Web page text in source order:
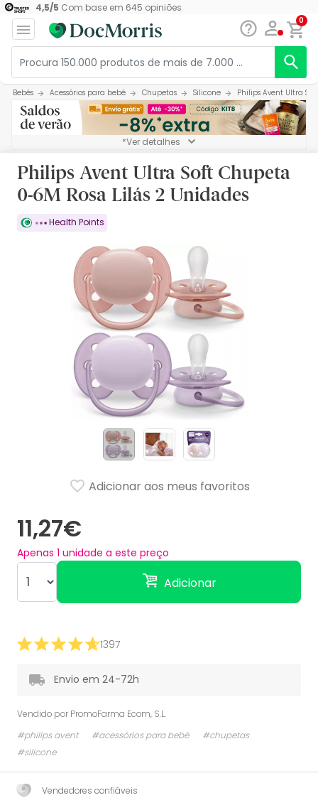
4,5/5 Com base em 645 opiniões
0
Bebés Acessórios para bebé Chupetas Silicone Philips Avent Ultra
*Ver detalhes
Philips Avent Ultra Soft Chupeta
0-6M Rosa Lilás 2 Unidades
Health Points
11,27€
Apenas 1 unidade a este preço
Adicionar
Adicionar aos meus favoritos
1397
Envio em 24-72h
Vendido por PromoFarma Ecom, S.L.
#philips avent
#acessórios para bebé
#chupetas
#silicone
Vendedores confiáveis